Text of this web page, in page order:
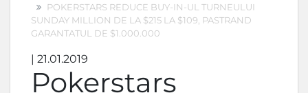
POKERSTARS REDUCE BUY-IN-UL TURNEULUI
SUNDAY MILLION DE LA $215 LA $109, PASTRAND
GARANTATUL DE $1.000.000
| 21.01.2019
Pokerstars